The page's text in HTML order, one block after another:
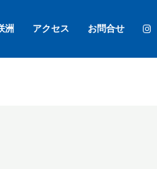
洲 アクセス お問合せ